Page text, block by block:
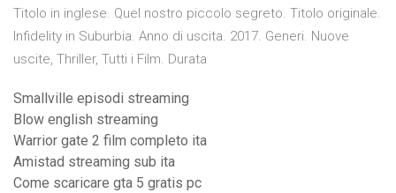
Titolo in inglese. Quel nostro piccolo segreto. Titolo originale.
Infidelity in Suburbia. Anno di uscita. 2017. Generi. Nuove
uscite, Thriller, Tutti i Film. Durata
Smallville episodi streaming
Blow english streaming
Warrior gate 2 film completo ita
Amistad streaming sub ita
Come scaricare gta 5 gratis pc